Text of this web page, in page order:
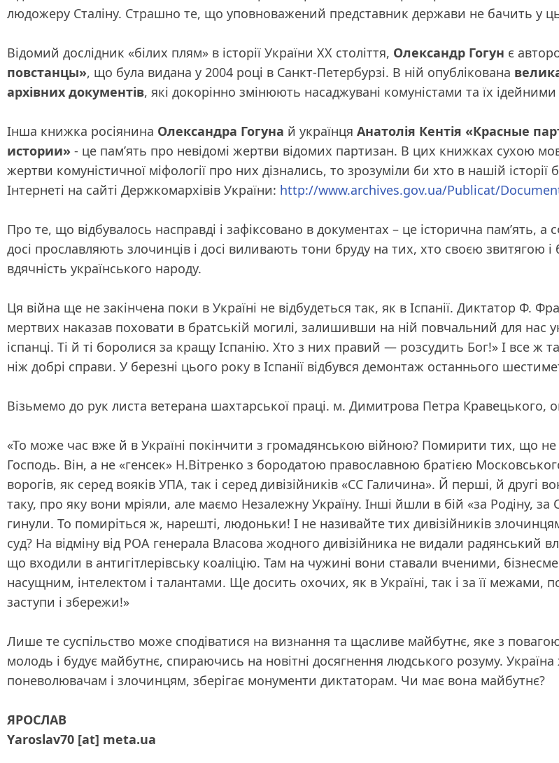
людожеру Сталіну. Страшно те, що уповноважений представник держави не бачить у
Відомий дослідник «білих плям» в історії України ХХ століття, Олександр Гогун є
повстанцы», що була видана у 2004 році в Санкт-Петербурзі. В ній опублікована
архівних документів, які докорінно змінюють насаджувані комуністами та їх
Інша книжка росіянина Олександра Гогуна й українця Анатолія Кентія «Красные
истории» - це пам’ять про невідомі жертви відомих партизан. В цих книжках сухою
жертви комуністичної міфології про них дізнались, то зрозуміли би хто в нашій
Інтернеті на сайті Держкомархівів України: http://www.archives.gov.ua/Publicat/
Про те, що відбувалось насправді і зафіксовано в документах – це історична пам’ять,
досі прославляють злочинців і досі виливають тони бруду на тих, хто своєю звитягою
вдячність українського народу.
Ця війна ще не закінчена поки в Україні не відбудеться так, як в Іспанії. Диктатор
мертвих наказав поховати в братській могилі, залишивши на ній повчальний для нас
іспанці. Ті й ті боролися за кращу Іспанію. Хто з них правий — розсудить Бог!» І все ж
ніж добрі справи. У березні цього року в Іспанії відбувся демонтаж останнього
Візьмемо до рук листа ветерана шахтарської праці. м. Димитрова Петра Кравецького,
«То може час вже й в Україні покінчити з громадянською війною? Помирити тих, що
Господь. Він, а не «генсек» Н.Вітренко з бородатою православною братією
ворогів, як серед вояків УПА, так і серед дивізійників «СС Галичина». Й перші, й
таку, про яку вони мріяли, але маємо Незалежну Україну. Інші йшли в бій «за Родіну, за
гинули. То помиріться ж, нарешті, людоньки! І не називайте тих дивізійників
суд? На відміну від РОА генерала Власова жодного дивізійника не видали радянський
що входили в антигітлерівську коаліцію. Там на чужині вони ставали вченими,
насущним, інтелектом і талантами. Ще досить охочих, як в Україні, так і за її межами,
заступи і збережи!»
Лише те суспільство може сподіватися на визнання та щасливе майбутнє, яке з
молодь і будує майбутнє, спираючись на новітні досягнення людського розуму.
поневолювачам і злочинцям, зберігає монументи диктаторам. Чи має вона майбутнє?
ЯРОСЛАВ
Yаroslаv70 [at] mеtа.ua